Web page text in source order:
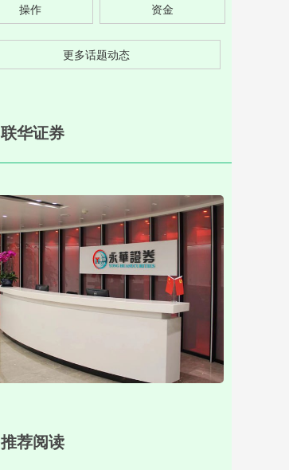
操作 资金
更多话题动态
联华证券
推荐阅读